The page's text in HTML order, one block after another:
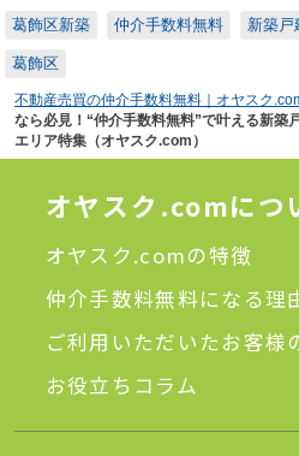
葛飾区新築
仲介手数料無料 新築戸
葛飾区
不動産売買の仲介手数料無料｜オヤスク
なら必見！“仲介手数料無料”で叶える新築
エリア特集（オヤスク.com）
オヤスク.comにつ
オヤスク.comの特徴
仲介手数料無料になる理
ご利用いただいたお客様
お役立ちコラム